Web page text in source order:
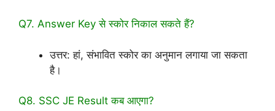
Q7. Answer Key से स्कोर निकाल सकते हैं?
उत्तर: हां, संभावित स्कोर का अनुमान लगाया जा सकता
है।
Q8. SSC JE Result कब आएगा?